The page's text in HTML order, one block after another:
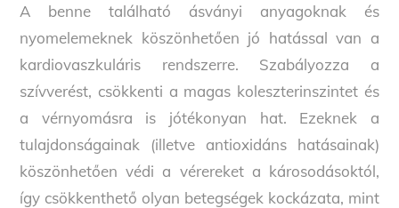
A benne található ásványi anyagoknak és
nyomelemeknek köszönhetően jó hatással van a
kardiovaszkuláris rendszerre. Szabályozza a
szívverést, csökkenti a magas koleszterinszintet és
a vérnyomásra is jótékonyan hat. Ezeknek a
tulajdonságainak (illetve antioxidáns hatásainak)
köszönhetően védi a vérereket a károsodásoktól,
így csökkenthető olyan betegségek kockázata, mint